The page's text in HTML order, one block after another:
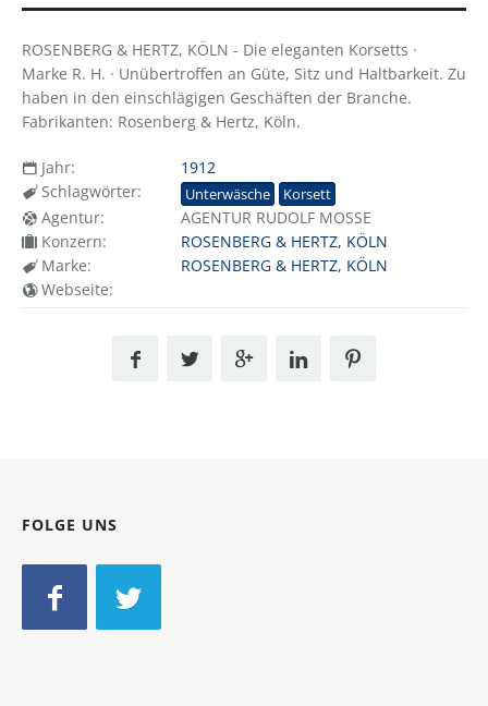
ROSENBERG & HERTZ, KÖLN - Die eleganten Korsetts ·
Marke R. H. · Unübertroffen an Güte, Sitz und Haltbarkeit. Zu
haben in den einschlägigen Geschäften der Branche.
Fabrikanten: Rosenberg & Hertz, Köln.
Jahr:
1912
Schlagwörter:
Unterwäsche Korsett
Agentur:
AGENTUR RUDOLF MOSSE
Konzern:
ROSENBERG & HERTZ, KÖLN
Marke:
ROSENBERG & HERTZ, KÖLN
Webseite:
FOLGE UNS